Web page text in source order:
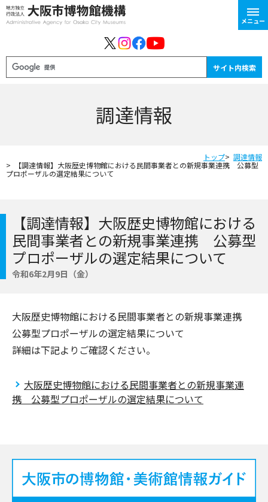
メニュー
調達情報
トップ
調達情報
【調達情報】大阪歴史博物館における民間事業者との新規事業連携 公募型
プロポーザルの選定結果について
【調達情報】大阪歴史博物館における
民間事業者との新規事業連携 公募型
プロポーザルの選定結果について
令和6年2月9日（金）
大阪歴史博物館における民間事業者との新規事業連携
公募型プロポーザルの選定結果について
詳細は下記よりご確認ください。
大阪歴史博物館における民間事業者との新規事業連
携 公募型プロポーザルの選定結果について